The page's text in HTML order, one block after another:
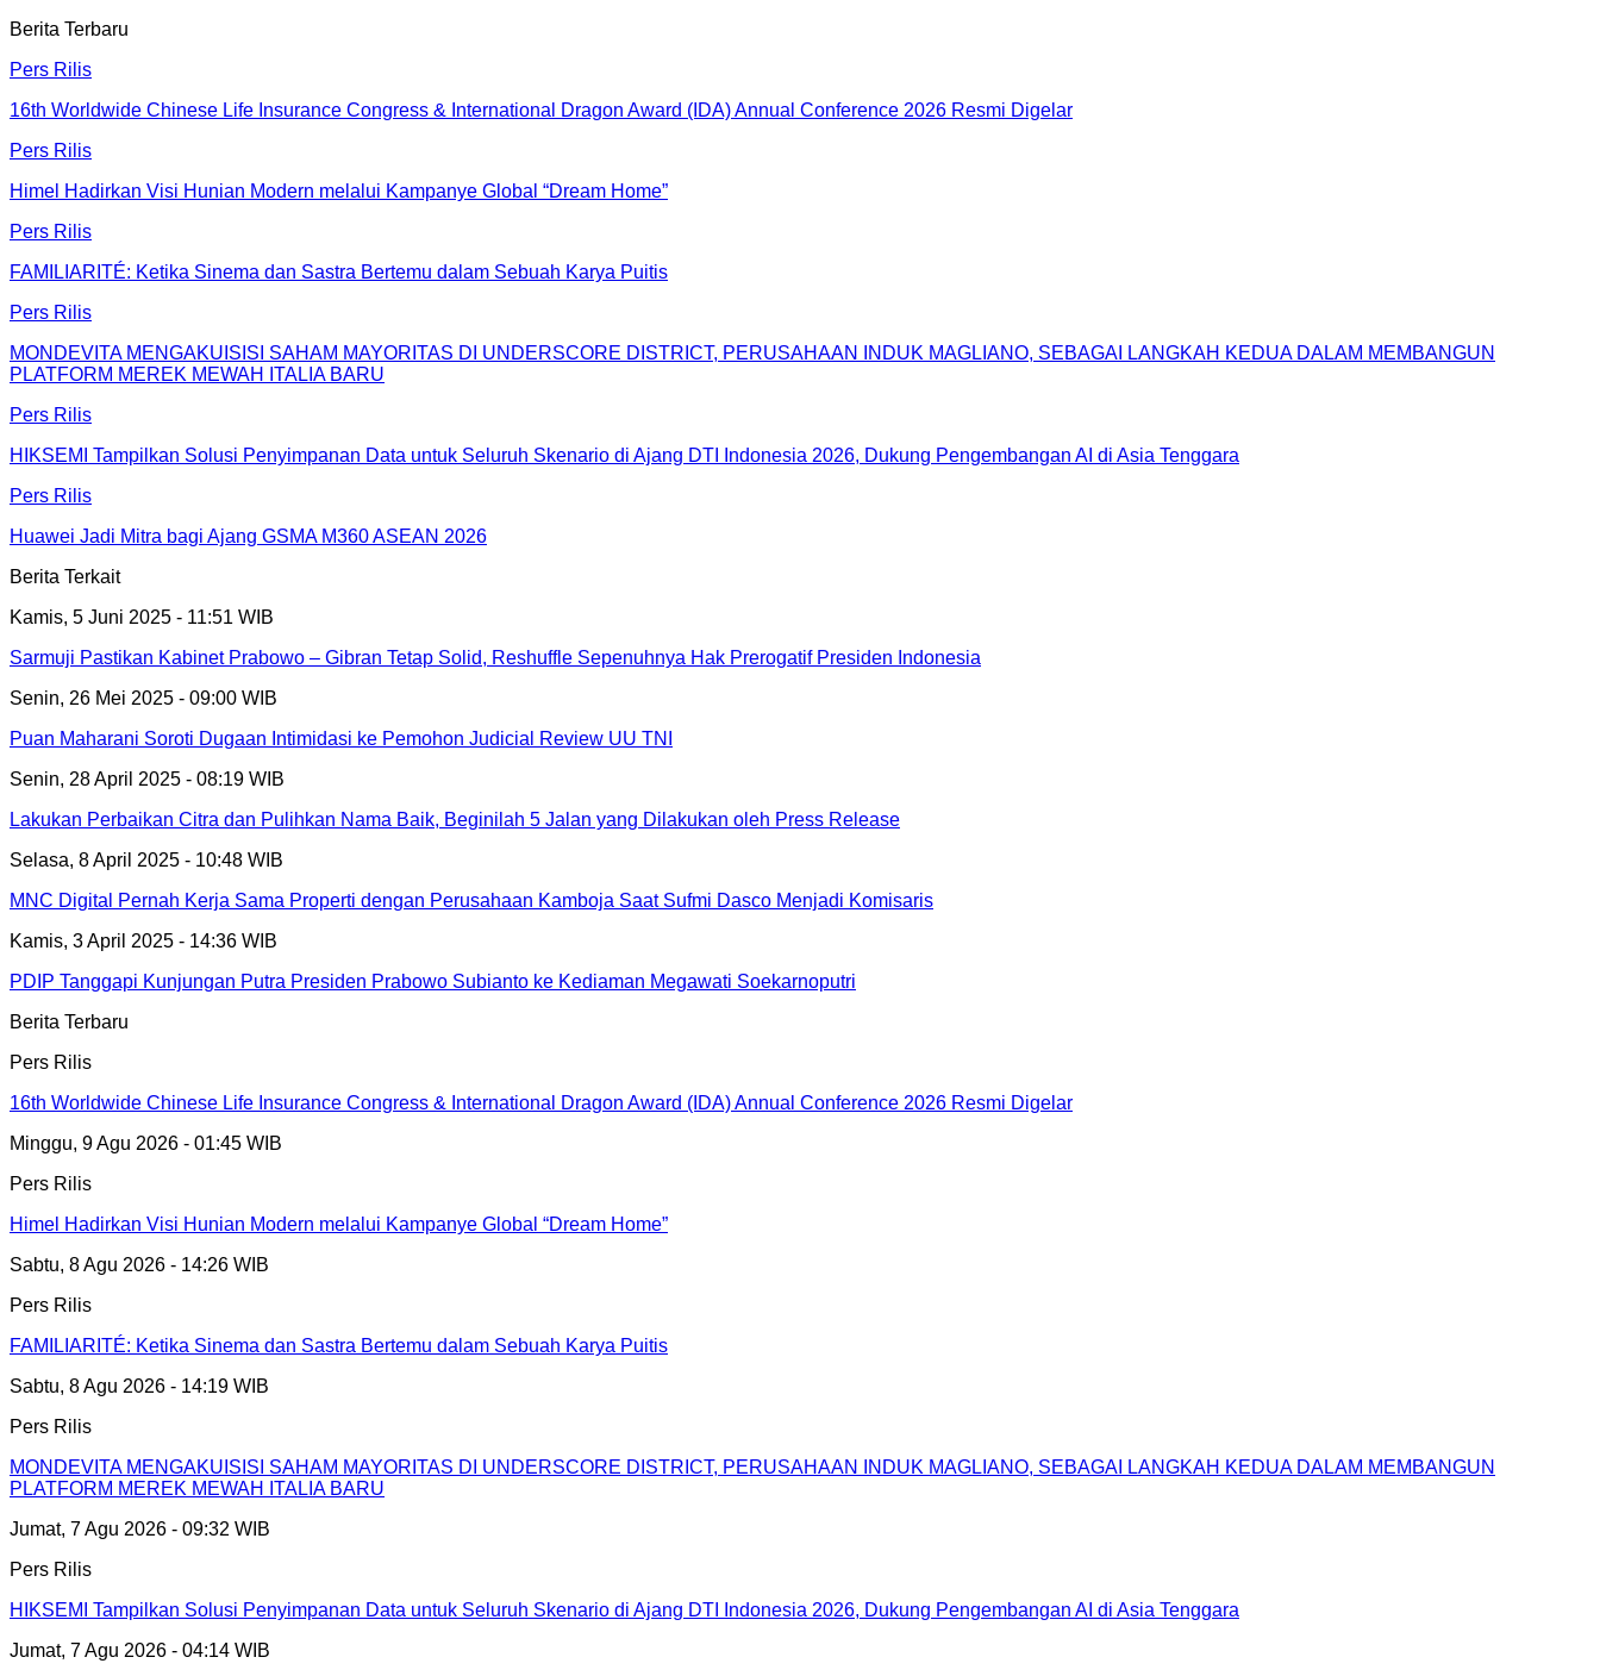
Berita Terbaru
Pers Rilis
16th Worldwide Chinese Life Insurance Congress & International Dragon Award (IDA) Annual Conference 2026 Resmi Digelar
Pers Rilis
Himel Hadirkan Visi Hunian Modern melalui Kampanye Global “Dream Home”
Pers Rilis
FAMILIARITÉ: Ketika Sinema dan Sastra Bertemu dalam Sebuah Karya Puitis
Pers Rilis
MONDEVITA MENGAKUISISI SAHAM MAYORITAS DI UNDERSCORE DISTRICT, PERUSAHAAN INDUK MAGLIANO, SEBAGAI LANGKAH KEDUA DALAM MEMBANGUN
PLATFORM MEREK MEWAH ITALIA BARU
Pers Rilis
HIKSEMI Tampilkan Solusi Penyimpanan Data untuk Seluruh Skenario di Ajang DTI Indonesia 2026, Dukung Pengembangan AI di Asia Tenggara
Pers Rilis
Huawei Jadi Mitra bagi Ajang GSMA M360 ASEAN 2026
Berita Terkait
Kamis, 5 Juni 2025 - 11:51 WIB
Sarmuji Pastikan Kabinet Prabowo – Gibran Tetap Solid, Reshuffle Sepenuhnya Hak Prerogatif Presiden Indonesia
Senin, 26 Mei 2025 - 09:00 WIB
Puan Maharani Soroti Dugaan Intimidasi ke Pemohon Judicial Review UU TNI
Senin, 28 April 2025 - 08:19 WIB
Lakukan Perbaikan Citra dan Pulihkan Nama Baik, Beginilah 5 Jalan yang Dilakukan oleh Press Release
Selasa, 8 April 2025 - 10:48 WIB
MNC Digital Pernah Kerja Sama Properti dengan Perusahaan Kamboja Saat Sufmi Dasco Menjadi Komisaris
Kamis, 3 April 2025 - 14:36 WIB
PDIP Tanggapi Kunjungan Putra Presiden Prabowo Subianto ke Kediaman Megawati Soekarnoputri
Berita Terbaru
Pers Rilis
16th Worldwide Chinese Life Insurance Congress & International Dragon Award (IDA) Annual Conference 2026 Resmi Digelar
Minggu, 9 Agu 2026 - 01:45 WIB
Pers Rilis
Himel Hadirkan Visi Hunian Modern melalui Kampanye Global “Dream Home”
Sabtu, 8 Agu 2026 - 14:26 WIB
Pers Rilis
FAMILIARITÉ: Ketika Sinema dan Sastra Bertemu dalam Sebuah Karya Puitis
Sabtu, 8 Agu 2026 - 14:19 WIB
Pers Rilis
MONDEVITA MENGAKUISISI SAHAM MAYORITAS DI UNDERSCORE DISTRICT, PERUSAHAAN INDUK MAGLIANO, SEBAGAI LANGKAH KEDUA DALAM MEMBANGUN
PLATFORM MEREK MEWAH ITALIA BARU
Jumat, 7 Agu 2026 - 09:32 WIB
Pers Rilis
HIKSEMI Tampilkan Solusi Penyimpanan Data untuk Seluruh Skenario di Ajang DTI Indonesia 2026, Dukung Pengembangan AI di Asia Tenggara
Jumat, 7 Agu 2026 - 04:14 WIB